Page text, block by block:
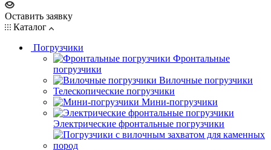
Оставить заявку
Каталог
Погрузчики
Фронтальные
погрузчики
Вилочные погрузчики
Телескопические погрузчики
Мини-погрузчики
Электрические фронтальные погрузчики